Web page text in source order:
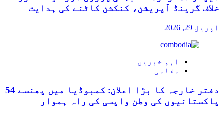
خلاف گرینڈ آپریشن، کنکشن کاٹنے کی ہدایت
اپریل 29, 2026
اہم خبریں
مقامی
دفتر خارجہ کا بڑا اعلان: کمبوڈیا میں پھنسے 54
پاکستانیوں کی وطن واپسی کی راہ ہموار